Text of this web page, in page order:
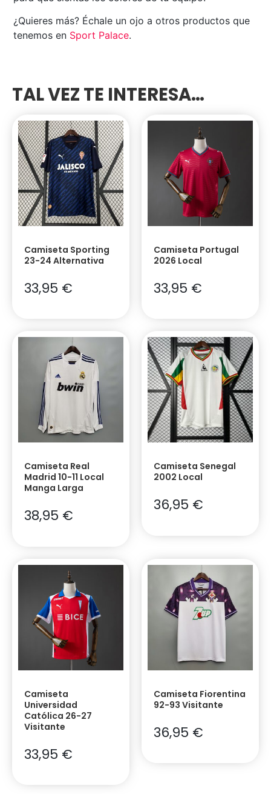
¿Quieres más? Échale un ojo a otros productos que
tenemos en Sport Palace.
TAL VEZ TE INTERESA…
Camiseta Sporting
23-24 Alternativa
33,95 €
Camiseta Portugal
2026 Local
33,95 €
Camiseta Real
Madrid 10-11 Local
Manga Larga
38,95 €
Camiseta Senegal
2002 Local
36,95 €
Camiseta
Universidad
Católica 26-27
Visitante
33,95 €
Camiseta Fiorentina
92-93 Visitante
36,95 €